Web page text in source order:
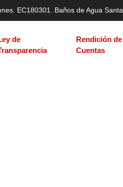
EC180301. Baños de Agua Santa
de
Rendición de
Cuentas